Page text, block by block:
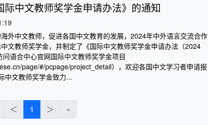
际中文教师奖学金申请办法》的通知
外中文教师，促进各国中文教育的发展，2024年中外语言交流合作
文教师奖学金，并制定了《国际中文教师奖学金申请办法（2024
语合中心官网国际中文教师奖学金项目
page/#/pcpage/project_detail），欢迎各国中文学习者申请报
中文教师奖学金致力...
＜ 1 ＞ »